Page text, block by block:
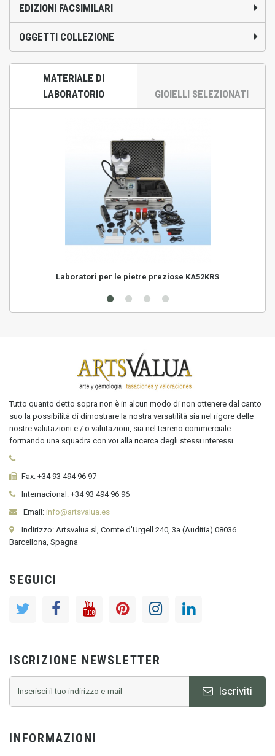
EDIZIONI FACSIMILARI
OGGETTI COLLEZIONE
MATERIALE DI
LABORATORIO
GIOIELLI SELEZIONATI
Laboratori per le pietre preziose KA52KRS
Tutto quanto detto sopra non è in alcun modo di non ottenere dal canto
suo la possibilità di dimostrare la nostra versatilità sia nel rigore delle
nostre valutazioni e / o valutazioni, sia nel terreno commerciale
formando una squadra con voi alla ricerca degli stessi interessi.
Fax: +34 93 494 96 97
Internacional: +34 93 494 96 96
Email: info@artsvalua.es
Indirizzo: Artsvalua sl, Comte d'Urgell 240, 3a (Auditia) 08036
Barcellona, Spagna
SEGUICI
ISCRIZIONE NEWSLETTER
Iscriviti
INFORMAZIONI